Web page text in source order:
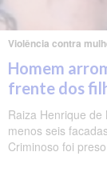
Violência contra
Homem
frente dos
Raiza Henrique
menos seis
Criminoso foi